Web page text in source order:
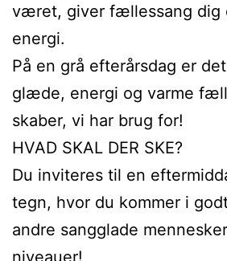
været, giver fællessang dig
energi.
På en grå efterårsdag er
glæde, energi og varme
skaber, vi har brug for!
HVAD SKAL DER SKE?
Du inviteres til en
tegn, hvor du kommer i
andre sangglade
niveauer!